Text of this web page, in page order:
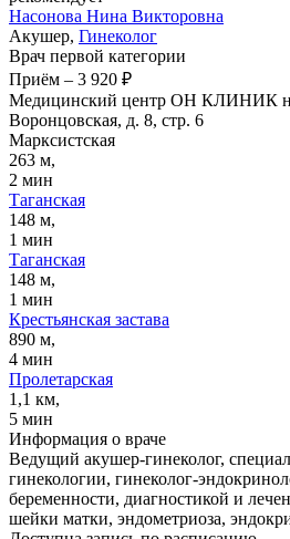
Насонова Нина Викторовна
Акушер, Гинеколог
Врач первой категории
Приём – 3 920 ₽
Медицинский центр ОН КЛИНИК
Воронцовская, д. 8, стр. 6
Марксистская
263 м,
2 мин
Таганская
148 м,
1 мин
Таганская
148 м,
1 мин
Крестьянская застава
890 м,
4 мин
Пролетарская
1,1 км,
5 мин
Информация о враче
Ведущий акушер-гинеколог,
гинекологии, гинеколог-
беременности, диагностикой и
шейки матки, эндометриоза,